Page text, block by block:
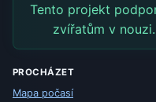
Tento projekt
zvířatům v nouzi.
PROCHÁZET
Mapa počasí